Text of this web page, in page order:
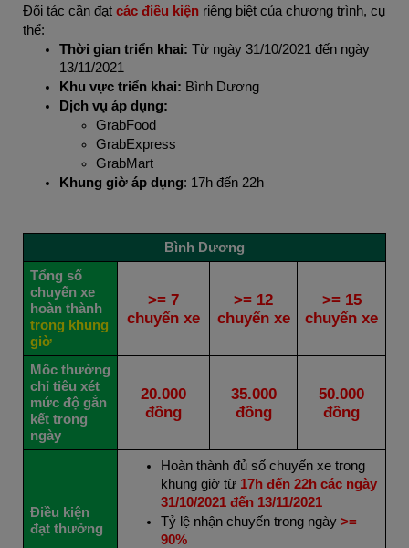
Đối tác cần đạt các điều kiện riêng biệt của chương trình, cụ
thể:
Thời gian triển khai: Từ ngày 31/10/2021 đến ngày
13/11/2021
Khu vực triển khai: Bình Dương
Dịch vụ áp dụng:
GrabFood
GrabExpress
GrabMart
Khung giờ áp dụng: 17h đến 22h
Bình Dương
Tổng số
chuyến xe
hoàn thành
trong khung
giờ
>= 7
chuyến xe
>= 12
chuyến xe
>= 15
chuyến xe
Mốc thưởng
chỉ tiêu xét
mức độ gắn
kết trong
ngày
20.000
đồng
35.000
đồng
50.000
đồng
Điều kiện
đạt thưởng
Hoàn thành đủ số chuyến xe trong
khung giờ từ17h đến 22h các ngày
31/10/2021 đến 13/11/2021
Tỷ lệ nhận chuyến trong ngày>=
90%